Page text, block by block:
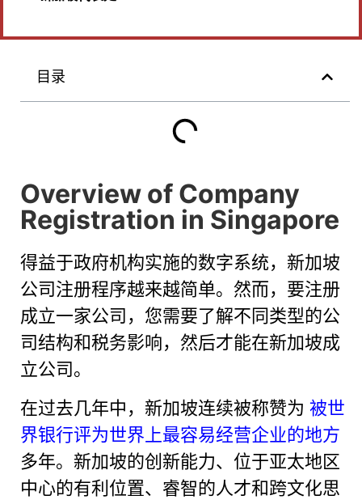
目录
Overview of Company
Registration in Singapore
得益于政府机构实施的数字系统，新加坡
公司注册程序越来越简单。然而，要注册
成立一家公司，您需要了解不同类型的公
司结构和税务影响，然后才能在新加坡成
立公司。
在过去几年中，新加坡连续被称赞为 被世
界银行评为世界上最容易经营企业的地方
多年。新加坡的创新能力、位于亚太地区
中心的有利位置、睿智的人才和跨文化思